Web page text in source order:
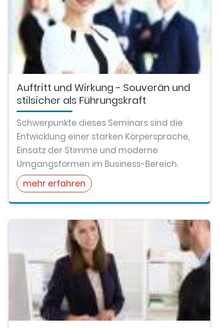
Auftritt und Wirkung - Souverän und
stilsicher als Führungskraft
Schwerpunkte dieses Seminars sind die
Entwicklung einer starken Körpersprache,
Einsatz der Stimme und moderne
Umgangsformen im Business-Bereich.
mehr erfahren